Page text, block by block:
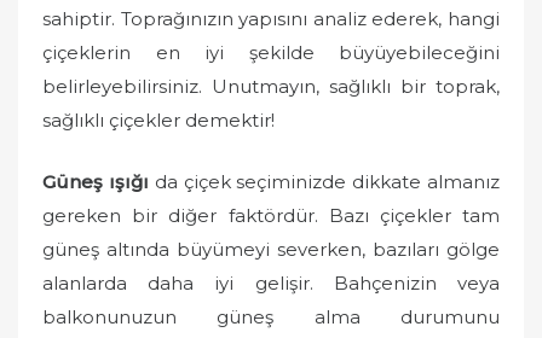
sahiptir. Toprağınızın yapısını analiz ederek, hangi
çiçeklerin en iyi şekilde büyüyebileceğini
belirleyebilirsiniz. Unutmayın, sağlıklı bir toprak,
sağlıklı çiçekler demektir!
Güneş ışığı da çiçek seçiminizde dikkate almanız
gereken bir diğer faktördür. Bazı çiçekler tam
güneş altında büyümeyi severken, bazıları gölge
alanlarda daha iyi gelişir. Bahçenizin veya
balkonunuzun güneş alma durumunu